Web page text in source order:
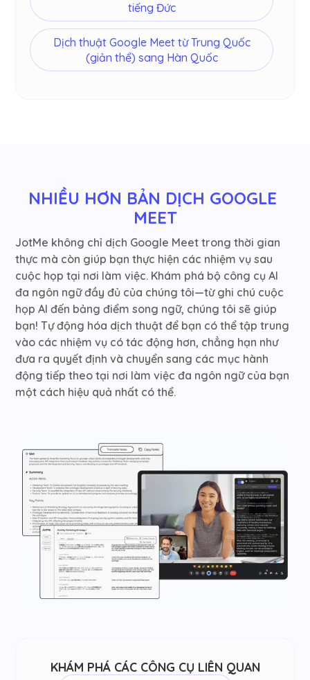
tiếng Đức
Dịch thuật Google Meet từ Trung Quốc
(giản thể) sang Hàn Quốc
NHIỀU HƠN BẢN DỊCH GOOGLE
MEET
JotMe không chỉ dịch Google Meet trong thời gian
thực mà còn giúp bạn thực hiện các nhiệm vụ sau
cuộc họp tại nơi làm việc. Khám phá bộ công cụ AI
đa ngôn ngữ đầy đủ của chúng tôi—từ ghi chú cuộc
họp AI đến bảng điểm song ngữ, chúng tôi sẽ giúp
bạn! Tự động hóa dịch thuật để bạn có thể tập trung
vào các nhiệm vụ có tác động hơn, chẳng hạn như
đưa ra quyết định và chuyển sang các mục hành
động tiếp theo tại nơi làm việc đa ngôn ngữ của bạn
một cách hiệu quả nhất có thể.
KHÁM PHÁ CÁC CÔNG CỤ LIÊN QUAN